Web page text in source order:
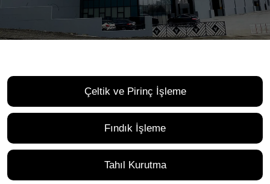
Çeltik ve Pirinç İşleme
Fındık İşleme
Tahıl Kurutma